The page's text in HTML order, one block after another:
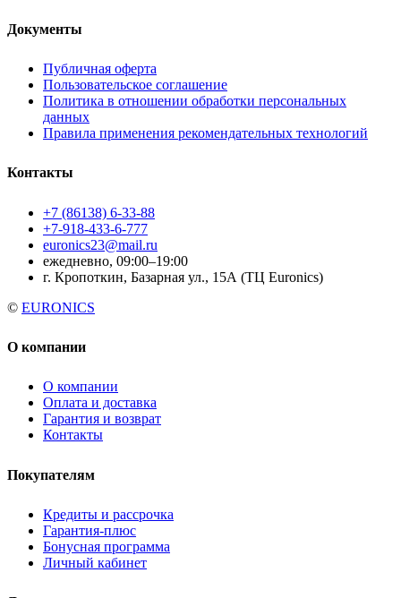
Документы
Публичная оферта
Пользовательское соглашение
Политика в отношении обработки персональных
данных
Правила применения рекомендательных технологий
Контакты
+7 (86138) 6-33-88
+7-918-433-6-777
euronics23@mail.ru
ежедневно, 09:00–19:00
г. Кропоткин, Базарная ул., 15А (ТЦ Euronics)
© EURONICS
О компании
О компании
Оплата и доставка
Гарантия и возврат
Контакты
Покупателям
Кредиты и рассрочка
Гарантия-плюс
Бонусная программа
Личный кабинет